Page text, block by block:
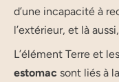
d’une incapacité à
l’extérieur, et là
L’élément Terre et les
estomac sont liés à